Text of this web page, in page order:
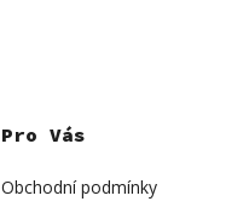
Pro Vás
Obchodní podmínky